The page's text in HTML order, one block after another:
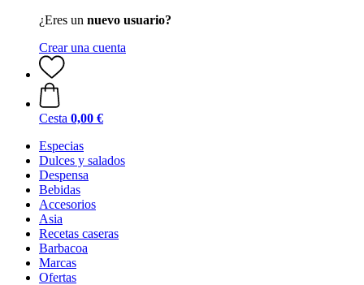
¿Eres un nuevo usuario?
Crear una cuenta
Cesta 0,00 €
Especias
Dulces y salados
Despensa
Bebidas
Accesorios
Asia
Recetas caseras
Barbacoa
Marcas
Ofertas